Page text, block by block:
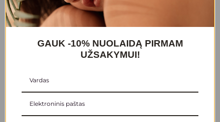
♦️ Rekomenduojamas odos barjerui stiprinti
♦️ Norintiems valyti ir kartu drėkinti odą
♦️ Švelniai, bet efektyviai pašalina makiažą, riebalus ir nešvarumus
♦️ BE parabenų, SLS, PEG, glitimo, naftos ir GMO
♦️ Perdirbama pakuotė – draugiškas aplinkai pasirinkimas
GAUK -10% NUOLAIDĄ PIRMAM
UŽSAKYMUI!